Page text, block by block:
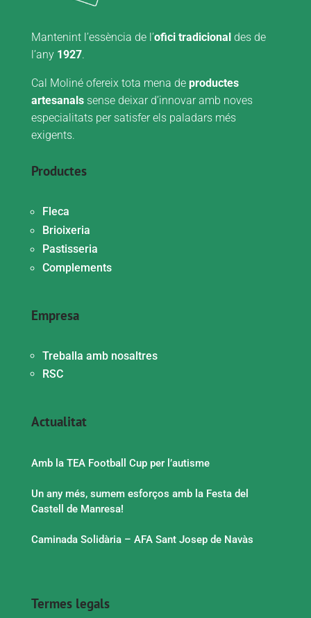
Mantenint l’essència de l’ofici tradicionaldes de
l’any 1927.
Cal Moliné ofereix tota mena de productes
artesanalssense deixar d’innovar amb noves
especialitats per satisfer els paladars més
exigents.
Productes
Fleca
Brioixeria
Pastisseria
Complements
Empresa
Treballa amb nosaltres
RSC
Actualitat
Amb la TEA Football Cup per l’autisme
Un any més, sumem esforços amb la Festa del
Castell de Manresa!
Caminada Solidària – AFA Sant Josep de Navàs
Termes legals